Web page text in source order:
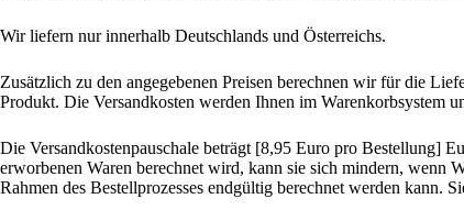
Wir liefern nur innerhalb Deutschlands und Österreichs.
Zusätzlich zu den angegebenen Preisen berechnen wir für die
Produkt. Die Versandkosten werden Ihnen im Warenkorbsystem
Die Versandkostenpauschale beträgt [8,95 Euro pro Bestellung]
erworbenen Waren berechnet wird, kann sie sich mindern, wenn
Rahmen des Bestellprozesses endgültig berechnet werden kann.